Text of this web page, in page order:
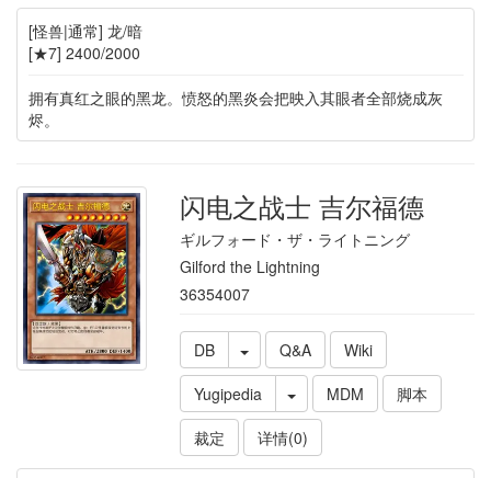
[怪兽|通常] 龙/暗
[★7] 2400/2000
拥有真红之眼的黑龙。愤怒的黑炎会把映入其眼者全部烧成灰
烬。
闪电之战士 吉尔福德
ギルフォード・ザ・ライトニング
Gilford the Lightning
36354007
DB Q&A
Wiki
Yugipedia
MDM
脚本
裁定
详情(0)